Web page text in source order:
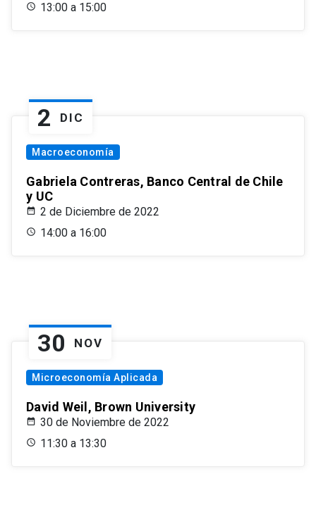
13:00 a 15:00
2 DIC
Macroeconomía
Gabriela Contreras, Banco Central de Chile
y UC
2 de Diciembre de 2022
14:00 a 16:00
30 NOV
Microeconomía Aplicada
David Weil, Brown University
30 de Noviembre de 2022
11:30 a 13:30